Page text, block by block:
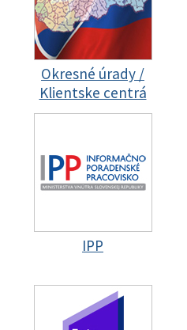
Okresné úrady /
Klientske centrá
IPP